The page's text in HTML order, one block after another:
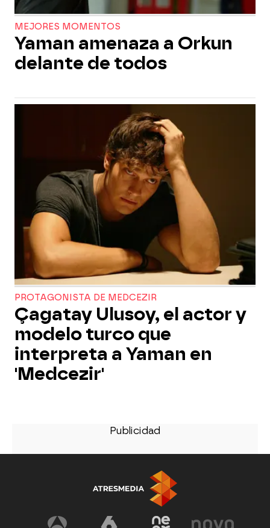
MEJORES MOMENTOS
Yaman amenaza a Orkun
delante de todos
PROTAGONISTA DE MEDCEZIR
Çagatay Ulusoy, el actor y
modelo turco que
interpreta a Yaman en
'Medcezir'